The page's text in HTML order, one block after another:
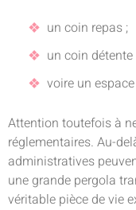
un coin repas ;
un coin détente
voire un
Attention toutefois à
réglementaires. Au-
administratives
une grande pergola
véritable pièce de vie